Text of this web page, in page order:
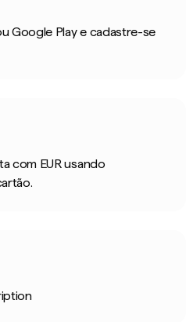
Google Play e cadastre-se
com EUR usando